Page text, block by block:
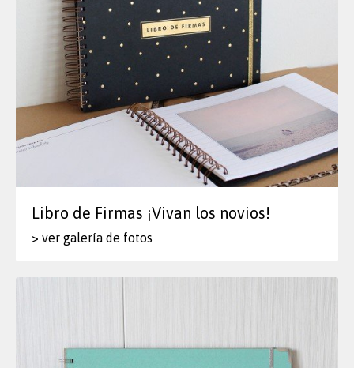
Libro de Firmas ¡Vivan los novios!
> ver galería de fotos